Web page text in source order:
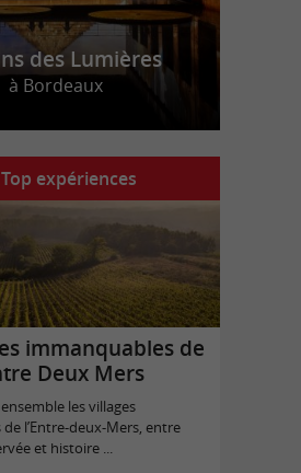
des Lumières
à Bordeaux
Top expériences
immanquables de
Deux Mers
les villages
l’Entre-deux-Mers, entre
et histoire ...